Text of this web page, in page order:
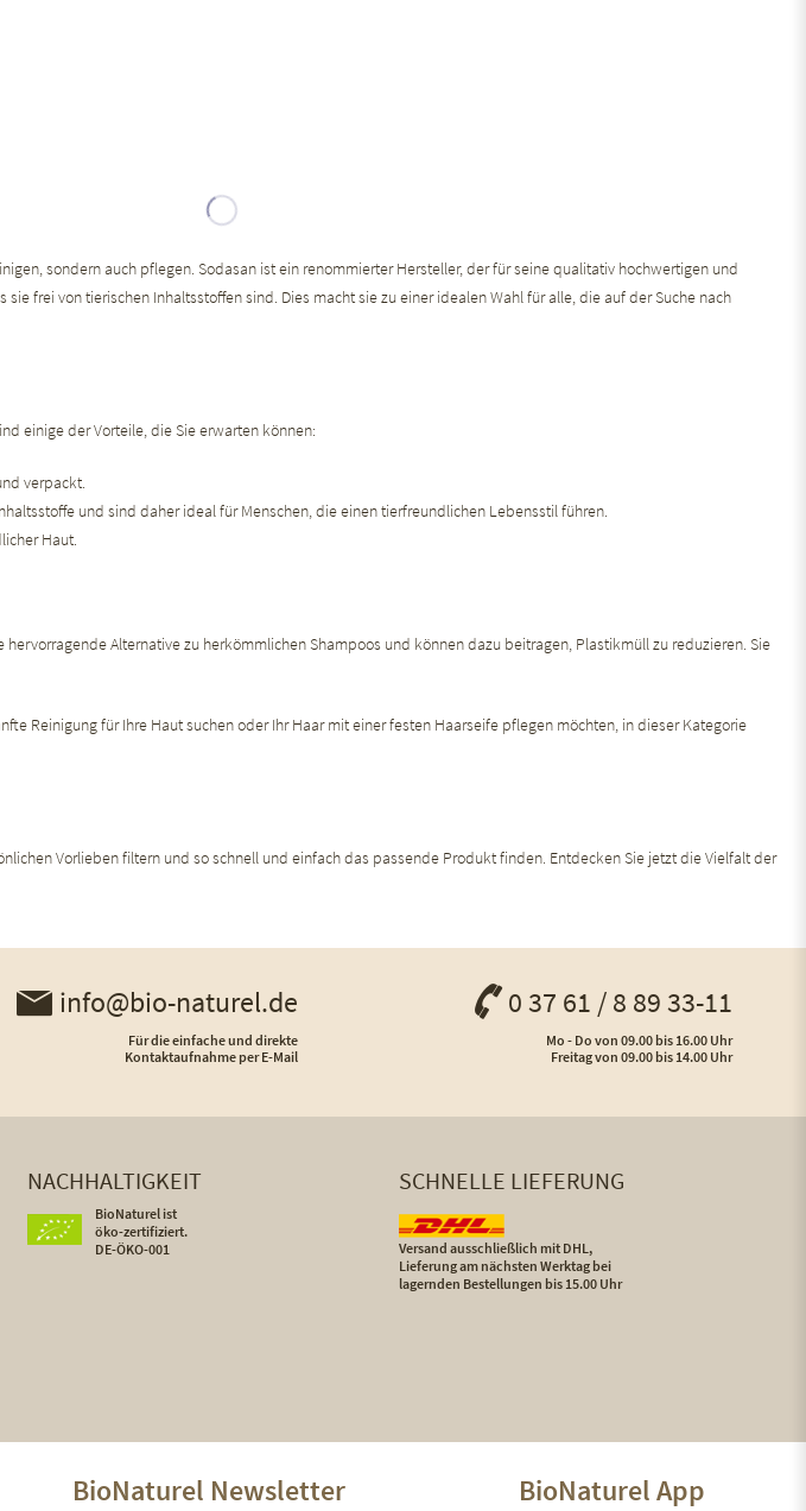
sondern auch pflegen. Sodasan ist ein renommierter Hersteller, der für seine qualitativ hochwertigen und
frei von tierischen Inhaltsstoffen sind. Dies macht sie zu einer idealen Wahl für alle, die auf der Suche nach
einige der Vorteile, die Sie erwarten können:
verpackt.
und sind daher ideal für Menschen, die einen tierfreundlichen Lebensstil führen.
Haut.
Alternative zu herkömmlichen Shampoos und können dazu beitragen, Plastikmüll zu reduzieren. Sie
Reinigung für Ihre Haut suchen oder Ihr Haar mit einer festen Haarseife pflegen möchten, in dieser Kategorie
Vorlieben filtern und so schnell und einfach das passende Produkt finden. Entdecken Sie jetzt die Vielfalt der
info@bio-naturel.de
Für die einfache und direkte
Kontaktaufnahme per E-Mail
0 37 61 / 8 89 33-11
Mo - Do von 09.00 bis 16.00 Uhr
Freitag von 09.00 bis 14.00 Uhr
NACHHALTIGKEIT
BioNaturel ist
öko-zertifiziert.
DE-ÖKO-001
SCHNELLE LIEFERUNG
Versand ausschließlich mit DHL,
Lieferung am nächsten Werktag bei
lagernden Bestellungen bis 15.00 Uhr
BioNaturel Newsletter BioNaturel App